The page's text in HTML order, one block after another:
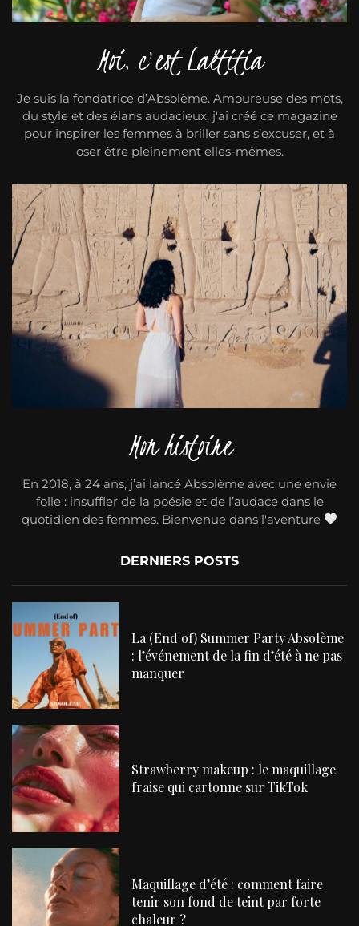
Moi, c'est Laëtitia
Je suis la fondatrice d’Absolème. Amoureuse des mots,
du style et des élans audacieux, j'ai créé ce magazine
pour inspirer les femmes à briller sans s’excuser, et à
oser être pleinement elles-mêmes.
Mon histoire
En 2018, à 24 ans, j’ai lancé Absolème avec une envie
folle : insuffler de la poésie et de l’audace dans le
quotidien des femmes. Bienvenue dans l'aventure
DERNIERS POSTS
La (End of) Summer Party Absolème
: l’événement de la fin d’été à ne pas
manquer
Strawberry makeup : le maquillage
fraise qui cartonne sur TikTok
Maquillage d’été : comment faire
tenir son fond de teint par forte
chaleur ?